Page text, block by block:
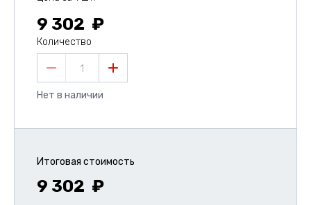
9 302
Количество
1
Нет в наличии
Итоговая стоимость
9 302